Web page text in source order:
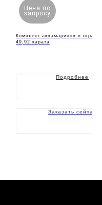
Цена по
запросу
Комплект аквамаринов в
49,92 карата
Подробнее
Заказать сейчас